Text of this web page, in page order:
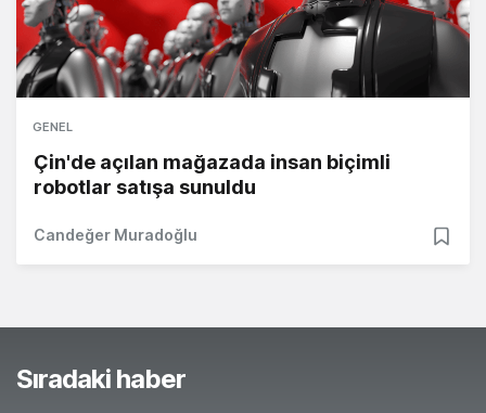
GENEL
Çin'de açılan mağazada insan biçimli
robotlar satışa sunuldu
Candeğer Muradoğlu
Sıradaki haber